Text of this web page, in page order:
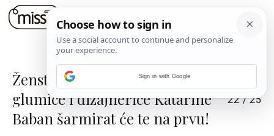
Ženstvene haljine s potpisom
glumice i dizajnerice Katarine
Baban šarmirat će te na prvu!
22/25
Sign in with Google